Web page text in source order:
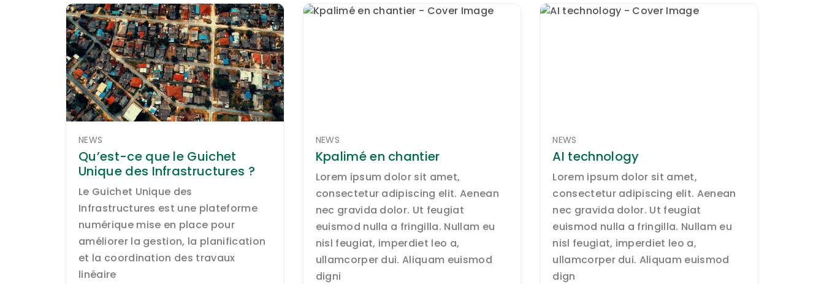
NEWS
Qu’est-ce que le Guichet
Unique des Infrastructures ?
Le Guichet Unique des
Infrastructures est une plateforme
numérique mise en place pour
améliorer la gestion, la planification
et la coordination des travaux
linéaire
NEWS
Kpalimé en chantier
Lorem ipsum dolor sit amet,
consectetur adipiscing elit. Aenean
nec gravida dolor. Ut feugiat
euismod nulla a fringilla. Nullam eu
nisl feugiat, imperdiet leo a,
ullamcorper dui. Aliquam euismod
digni
NEWS
AI technology
Lorem ipsum dolor sit amet,
consectetur adipiscing elit. Aenean
nec gravida dolor. Ut feugiat
euismod nulla a fringilla. Nullam eu
nisl feugiat, imperdiet leo a,
ullamcorper dui. Aliquam euismod
dign